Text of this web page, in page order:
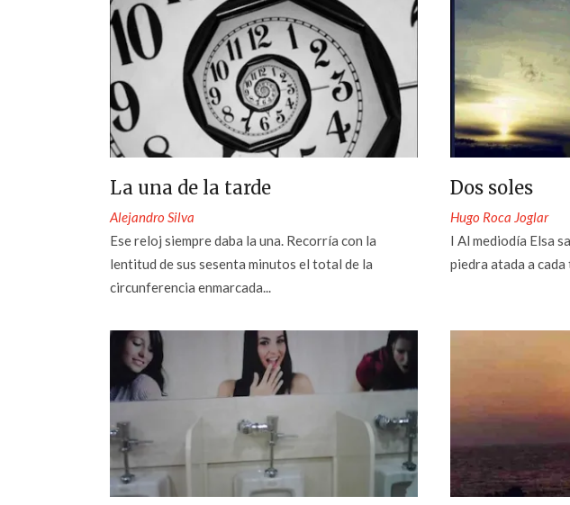
La una de la tarde
Alejandro Silva
Ese reloj siempre daba la una. Recorría con la
lentitud de sus sesenta minutos el total de la
circunferencia enmarcada...
Dos soles
Hugo Roca Joglar
I Al mediodía Elsa
piedra atada a